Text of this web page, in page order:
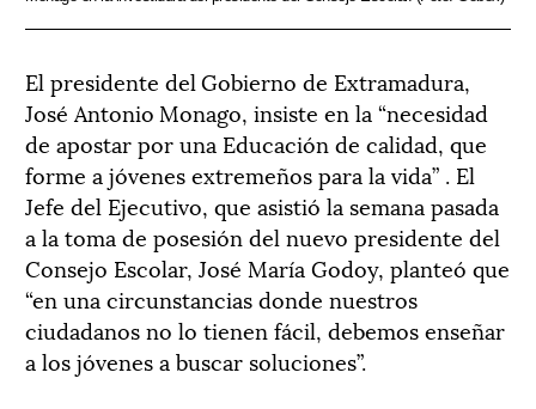
El presidente del Gobierno de Extramadura,
José Antonio Monago, insiste en la “necesidad
de apostar por una Educación de calidad, que
forme a jóvenes extremeños para la vida” . El
Jefe del Ejecutivo, que asistió la semana pasada
a la toma de posesión del nuevo presidente del
Consejo Escolar, José María Godoy, planteó que
“en una circunstancias donde nuestros
ciudadanos no lo tienen fácil, debemos enseñar
a los jóvenes a buscar soluciones”.